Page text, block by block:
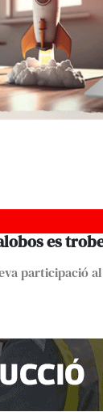
es
participació